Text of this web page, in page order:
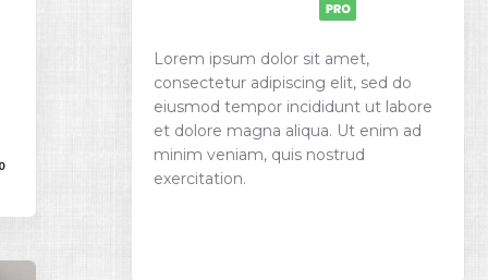
0
Lorem ipsum dolor sit amet,
consectetur adipiscing elit, sed do
eiusmod tempor incididunt ut labore
et dolore magna aliqua. Ut enim ad
minim veniam, quis nostrud
exercitation.